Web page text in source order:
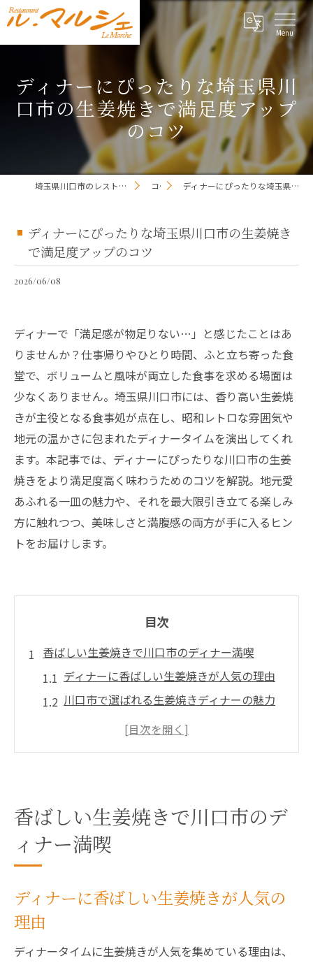
ディナーにぴったりな埼玉県川
口市の生姜焼きで満足度アップ
のコツ
埼玉県川口市のレストランならレストラン ル・マルシェ コラム ディナーにぴったりな埼玉県川口市の生姜焼きで満足度アップのコツ
ディナーにぴったりな埼玉県川口市の生姜焼き
で満足度アップのコツ
2026/06/08
ディナーで「満足感が物足りない…」と感じたことはあ
りませんか？仕事帰りやひとり時間、ふと立ち寄った食
堂で、ボリュームと風味が両立した食事を求める場面は
少なくありません。埼玉県川口市には、香り高い生姜焼
きが主役となる食事処が点在し、昭和レトロな雰囲気や
地元の温かさに包まれたディナータイムを演出してくれ
ます。本記事では、ディナーにぴったりな川口市の生姜
焼きをより満足度高く味わうためのコツを解説。地元愛
あふれる一皿の魅力や、それを最大限引き立てる楽しみ
方に触れつつ、美味しさと満腹感の両方が手に入るヒン
トをお届けします。
目次
香ばしい生姜焼きで川口市のディナー満喫
ディナーに香ばしい生姜焼きが人気の理由
川口市で選ばれる生姜焼きディナーの魅力
ご飯が進む生姜焼きのディナー体験を深掘
う
仕事帰りに味わうディナー生姜焼きの魅力
しさ
法
香ばしい生姜焼きで川口市のデ
ィナー満喫
ディナーに香ばしい生姜焼きが人気の
理由
ディナータイムに生姜焼きが人気を集めている理由は、